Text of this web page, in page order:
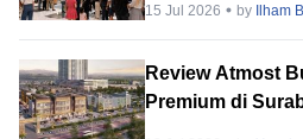
Puluhan
15 Jul 2026 by Ilham
Review Atmost
Premium di